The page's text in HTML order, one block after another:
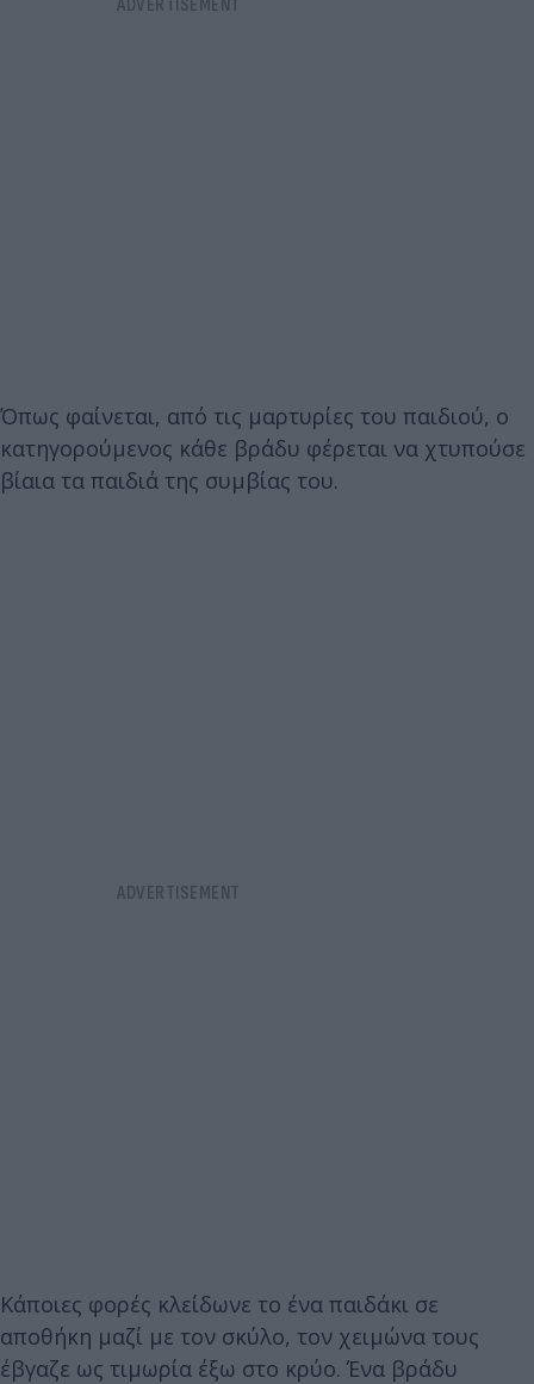
Όπως φαίνεται, από τις μαρτυρίες του παιδιού, ο
κατηγορούμενος κάθε βράδυ φέρεται να χτυπούσε
βίαια τα παιδιά της συμβίας του.
Κάποιες φορές κλείδωνε το ένα παιδάκι σε
αποθήκη μαζί με τον σκύλο, τον χειμώνα τους
έβγαζε ως τιμωρία έξω στο κρύο. Ένα βράδυ